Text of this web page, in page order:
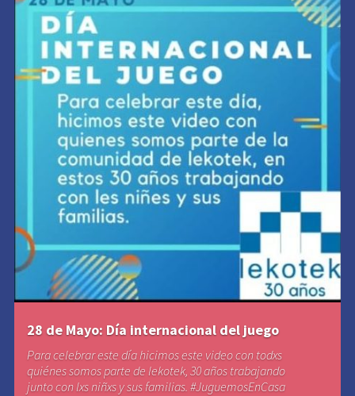
28 de Mayo: Día internacional del juego
Para celebrar este día hicimos este video con todxs
quiénes somos parte de lekotek, 30 años trabajando
junto con lxs niñxs y sus familias. #JuguemosEnCasa